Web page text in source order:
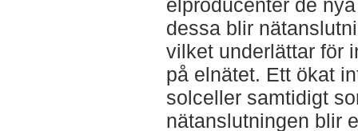
elproducenter de
dessa blir
vilket underlättar för
på elnätet. Ett ökat
solceller samtidigt
nätanslutningen blir